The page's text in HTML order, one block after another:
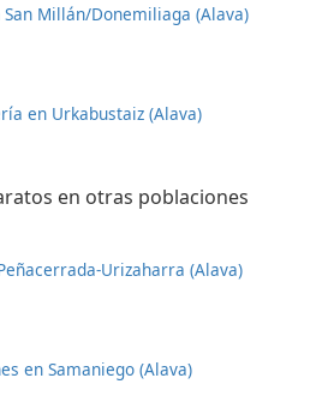
Millán/Donemiliaga (Alava)
en Urkabustaiz (Alava)
en otras poblaciones
Urizaharra (Alava)
en Samaniego (Alava)